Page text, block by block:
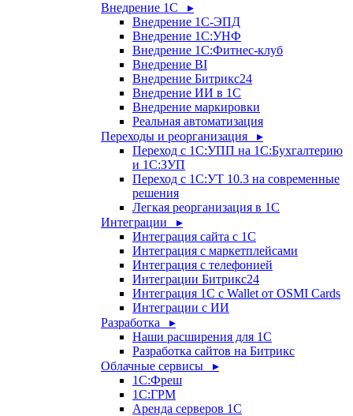
Внедрение 1С ▸
Внедрение 1С-ЭПД
Внедрение 1С:УНФ
Внедрение 1С:Фитнес-клуб
Внедрение BI
Внедрение Битрикс24
Внедрение ИИ в 1С
Внедрение маркировки
Реальная автоматизация
Переходы и реорганизация ▸
Переход с 1С:УПП на 1С:Бухгалтерию
и 1С:ЗУП
Переход с 1С:УТ 10.3 на современные
решения
Легкая реорганизация в 1С
Интеграции ▸
Интеграция сайта с 1С
Интеграция с маркетплейсами
Интеграция с телефонией
Интеграции Битрикс24
Интеграция 1С с Wallet от OSMI Cards
Интеграции с ИИ
Разработка ▸
Наши расширения для 1С
Разработка сайтов на Битрикс
Облачные сервисы ▸
1С:Фреш
1С:ГРМ
Аренда серверов 1С